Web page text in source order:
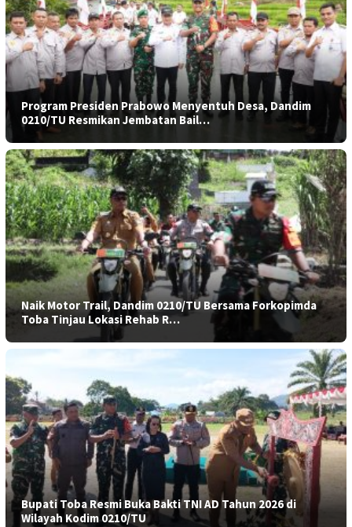
Program Presiden Prabowo Menyentuh Desa, Dandim
0210/TU Resmikan Jembatan Bail…
Naik Motor Trail, Dandim 0210/TU Bersama Forkopimda
Toba Tinjau Lokasi Rehab R…
Bupati Toba Resmi Buka Bakti TNI AD Tahun 2026 di
Wilayah Kodim 0210/TU